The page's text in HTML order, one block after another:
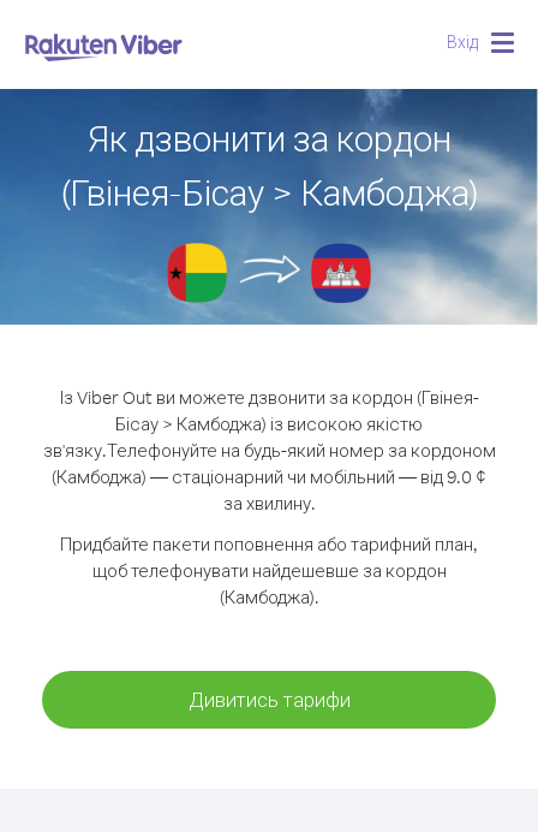
Вхід
Як дзвонити за кордон
(Гвінея-Бісау > Камбоджа)
Із Viber Out ви можете дзвонити за кордон (Гвінея-
Бісау > Камбоджа) із високою якістю
зв'язку.Телефонуйте на будь-який номер за кордоном
(Камбоджа) — стаціонарний чи мобільний — від 9.0 ¢
за хвилину.
Придбайте пакети поповнення або тарифний план,
щоб телефонувати найдешевше за кордон
(Камбоджа).
Дивитись тарифи